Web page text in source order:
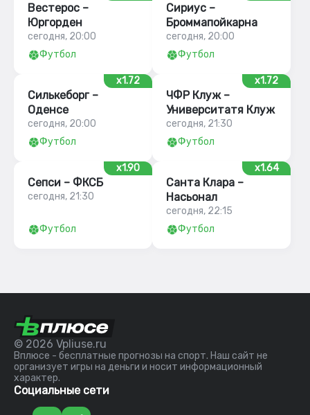
Вестерос –
Юргорден
сегодня, 20:00
Футбол
Сириус –
Броммапойкарна
сегодня, 20:00
Футбол
x1.72
Силькеборг –
Оденсе
сегодня, 20:00
Футбол
x1.72
ЧФР Клуж –
Университатя Клуж
сегодня, 21:30
Футбол
x1.90
Сепси – ФКСБ
сегодня, 21:30
Футбол
x1.64
Санта Клара –
Насьонал
сегодня, 22:15
Футбол
© 2026 Vpliuse.ru
Вплюсе - бесплатные прогнозы на спорт. Наш сайт не
организует игры на деньги и носит информационный
характер.
Социальные сети